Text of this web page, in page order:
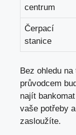
centrum
Čerpací
stanice
Bez ohledu
průvodcem
najít
vaše potřeby
zasloužíte.